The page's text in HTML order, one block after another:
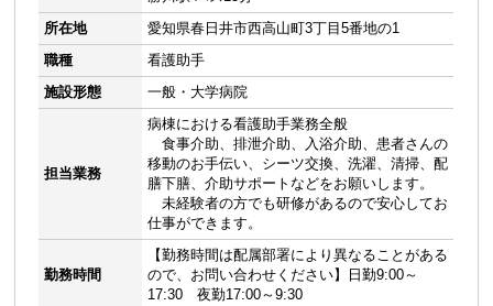
所在地
愛知県春日井市西高山町3丁目5番地の1
職種
看護助手
施設形態
一般・大学病院
担当業務
病棟における看護助手業務全般
食事介助、排泄介助、入浴介助、患者さんの
移動のお手伝い、シーツ交換、洗濯、清掃、配
膳下膳、介助サポートなどをお願いします。
未経験者の方でも研修があるので安心してお
仕事ができます。
勤務時間
【勤務時間は配属部署により異なることがある
ので、お問い合わせください】日勤9:00～
17:30 夜勤17:00～9:30